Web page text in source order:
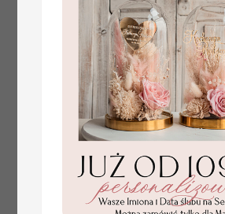
złote winietki na komunię, winietka
dekoracja stołu na komunii, komunijne
winietki z naturalnym kłosem